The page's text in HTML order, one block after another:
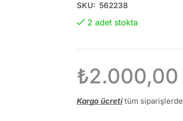
SKU: 562238
2 adet stokta
₺2.000,00
Kargo ücretitüm siparişlerde